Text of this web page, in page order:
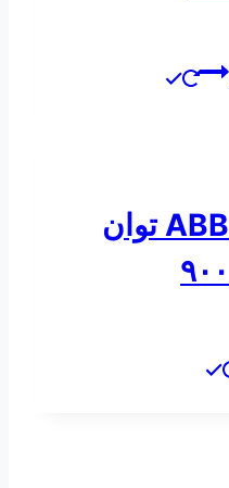
الکتروموتور ABB توان